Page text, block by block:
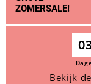
ZOMERSALE!
Bekijk